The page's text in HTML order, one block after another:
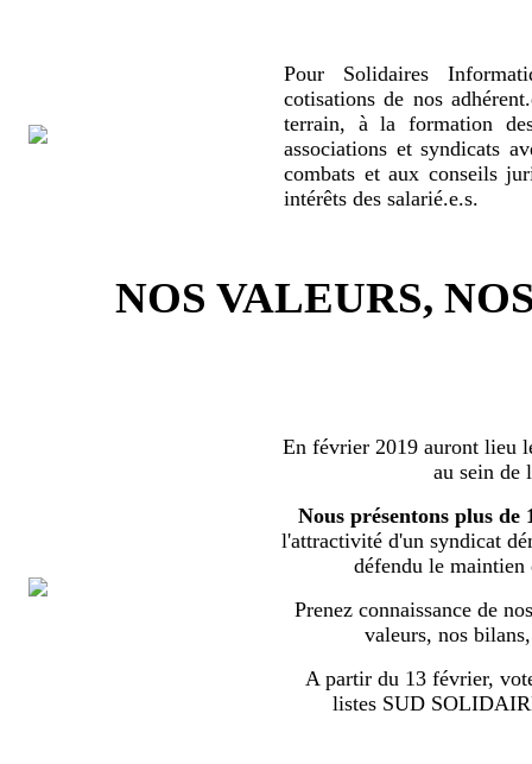
Pour Solidaires
cotisations de nos
terrain, à la formation
associations et syndicats
combats et aux conseils
intérêts des salarié.e.s.
NOS VALEURS,
En février 2019 auront lieu
au sein de
Nous présentons plus de
l'attractivité d'un syndicat
défendu le maintien
Prenez connaissance de
valeurs, nos
A partir du 13 février,
listes SUD